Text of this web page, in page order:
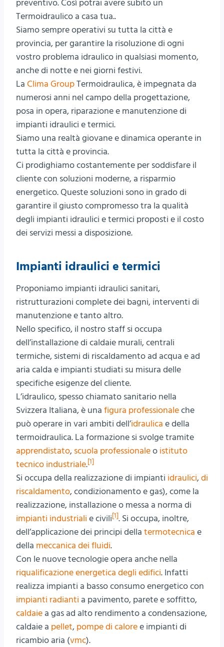
preventivo. Così potrai avere subito un
Termoidraulico a casa tua..
Siamo sempre operativi su tutta la città e
provincia, per garantire la risoluzione di ogni
vostro problema idraulico in qualsiasi momento,
anche di notte e nei giorni festivi.
La Clima GroupTermoidraulica, è impegnata da
numerosi anni nel campo della progettazione,
posa in opera, riparazione e manutenzione di
impianti idraulici e termici.
Siamo una realtà giovane e dinamica operante in
tutta la città e provincia.
Ci prodighiamo costantemente per soddisfare il
cliente con soluzioni moderne, a risparmio
energetico. Queste soluzioni sono in grado di
garantire il giusto compromesso tra la qualità
degli impianti idraulici e termici proposti e il costo
dei servizi messi a disposizione.
Impianti idraulici e termici
Proponiamo impianti idraulici sanitari,
ristrutturazioni complete dei bagni, interventi di
manutenzione e tanto altro.
Nello specifico, il nostro staff si occupa
dell’installazione di caldaie murali, centrali
termiche, sistemi di riscaldamento ad acqua e ad
aria calda e impianti studiati su misura delle
specifiche esigenze del cliente.
L’idraulico, spesso chiamato sanitario nella
Svizzera Italiana, è una figura professionaleche
può operare in vari ambiti dell’idraulica e della
termoidraulica. La formazione si svolge tramite
apprendistato, scuola professionaleo istituto
tecnico industriale.[1]
Si occupa della realizzazione di impianti idraulici,di
riscaldamento, condizionamento e gas), come la
realizzazione, installazione o messa a norma di
impianti industriali e civili[1]. Si occupa, inoltre,
dell’applicazione dei principi della termotecnica e
della meccanica dei fluidi.
Con le nuove tecnologie opera anche nella
riqualificazione energetica degli edifici. Infatti
realizza impianti a basso consumo energetico con
impianti radianti a pavimento, parete e soffitto,
caldaie a gas ad alto rendimento a condensazione,
caldaie a pellet, pompe di caloree impianti di
ricambio aria (vmc).